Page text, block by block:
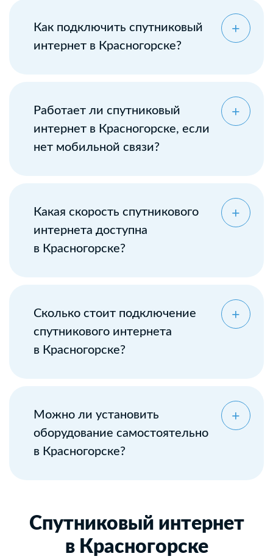
Как подключить спутниковый
интернет в Красногорске?
Работает ли спутниковый
интернет в Красногорске, если
нет мобильной связи?
Какая скорость спутникового
интернета доступна
в Красногорске?
Сколько стоит подключение
спутникового интернета
в Красногорске?
Можно ли установить
оборудование самостоятельно
в Красногорске?
Спутниковый интернет
в Красногорске